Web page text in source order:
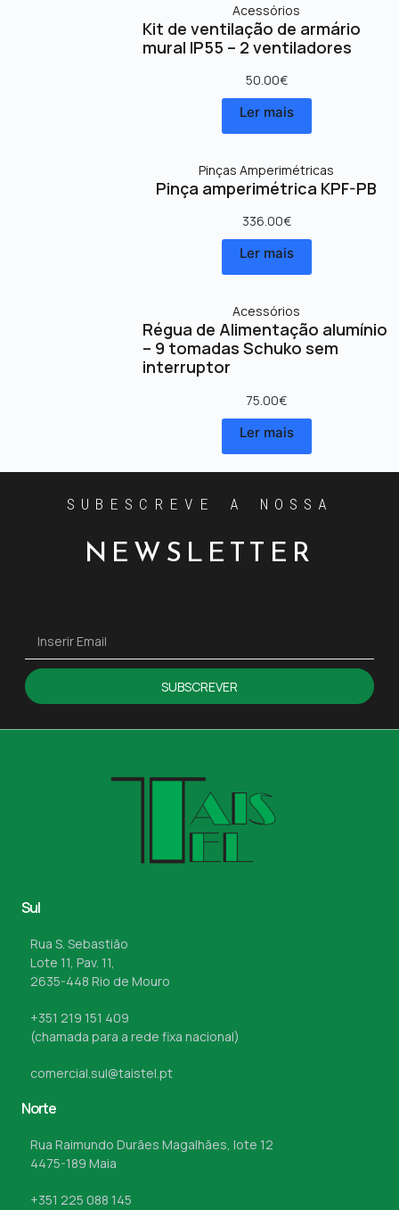
Acessórios
Kit de ventilação de armário
mural IP55 – 2 ventiladores
50.00€
Ler mais
Pinças Amperimétricas
Pinça amperimétrica KPF-PB
336.00€
Ler mais
Acessórios
Régua de Alimentação alumínio
– 9 tomadas Schuko sem
interruptor
75.00€
Ler mais
SUBESCREVE A NOSSA
NEWSLETTER
SUBSCREVER
Sul
Rua S. Sebastião
Lote 11, Pav. 11,
2635-448 Rio de Mouro
+351 219 151 409
(chamada para a rede fixa nacional)
comercial.sul@taistel.pt
Norte
Rua Raimundo Durães Magalhães, lote 12
4475-189 Maia
+351 225 088 145